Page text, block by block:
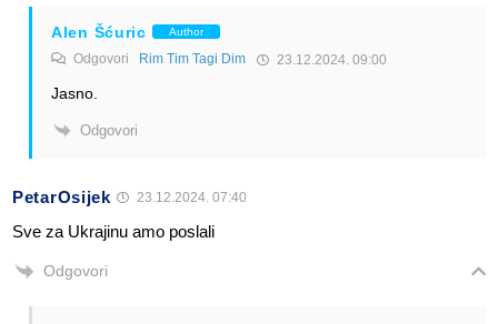
Alen Šćuric Author
Odgovori Rim Tim Tagi Dim 23.12.2024. 09:00
Jasno.
Odgovori
PetarOsijek 23.12.2024. 07:40
Sve za Ukrajinu amo poslali
Odgovori